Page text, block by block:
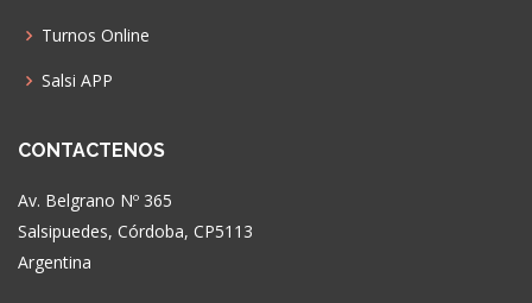
Turnos Online
Salsi APP
CONTACTENOS
Av. Belgrano Nº 365
Salsipuedes, Córdoba, CP5113
Argentina